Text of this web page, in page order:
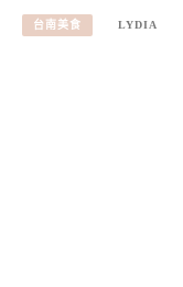
台南美食 LYDIA